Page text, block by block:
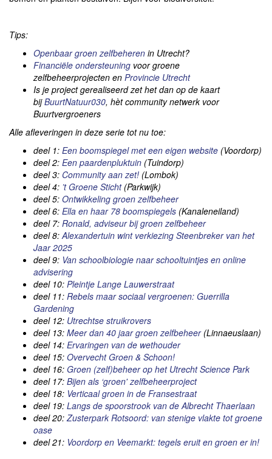
Tips:
Openbaar groen zelfbeheren in Utrecht?
Financiële ondersteuning voor groene
zelfbeheerprojecten en Provincie Utrecht
Is je project gerealiseerd zet het dan op de kaart
bijBuurtNatuur030, hèt community netwerk voor
Buurtvergroeners
Alle afleveringen in deze serie tot nu toe:
deel 1: Een boomspiegel met een eigen website (Voordorp)
deel 2: Een paardenpluktuin (Tuindorp)
deel 3: Community aan zet! (Lombok)
deel 4: ’t Groene Sticht(Parkwijk)
deel 5: Ontwikkeling groen zelfbeheer
deel 6: Ella en haar 78 boomspiegels (Kanaleneiland)
deel 7: Ronald, adviseur bij groen zelfbeheer
deel 8: Alexandertuin wint verkiezing Steenbreker van het
Jaar 2025
deel 9: Van schoolbiologie naar schooltuintjes en online
advisering
deel 10: Pleintje Lange Lauwerstraat
deel 11: Rebels maar sociaal vergroenen: Guerrilla
Gardening
deel 12: Utrechtse struikrovers
deel 13: Meer dan 40 jaar groen zelfbeheer(Linnaeuslaan)
deel 14: Ervaringen van de wethouder
deel 15: Overvecht Groen & Schoon!
deel 16: Groen (zelf)beheer op het Utrecht Science Park
deel 17: Bijen als ‘groen' zelfbeheerproject
deel 18: Verticaal groen in de Fransestraat
deel 19: Langs de spoorstrook van de Albrecht Thaerlaan
deel 20: Zusterpark Rotsoord: van stenige vlakte tot groene
oase
deel 21: Voordorp en Veemarkt: tegels eruit en groen er in!